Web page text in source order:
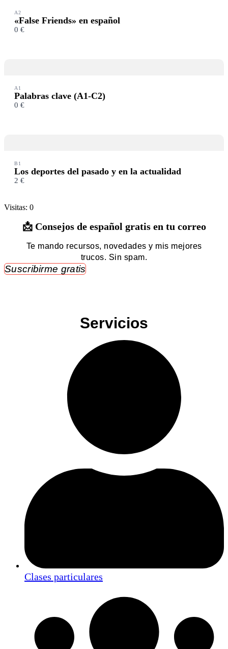
A2
«False Friends» en español
0 €
A1
Palabras clave (A1-C2)
0 €
B1
Los deportes del pasado y en la actualidad
2 €
Visitas: 0
📩 Consejos de español gratis en tu correo
Te mando recursos, novedades y mis mejores
trucos. Sin spam.
Suscribirme gratis
Servicios
Clases particulares